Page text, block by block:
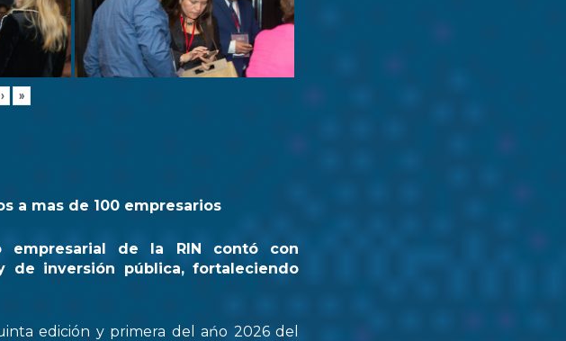
› »
a mas de 100 empresarios
de la RIN contó con
de inversión pública, fortaleciendo
edición y primera del ańo 2026 del